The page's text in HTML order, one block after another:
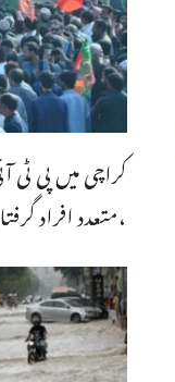
کراچی میں پی ٹی
،متعدد افراد